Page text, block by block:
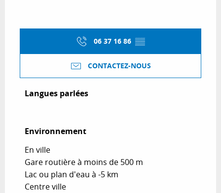
06 37 16 86 ▒▒
CONTACTEZ-NOUS
Langues parlées
Langues parlées
Environnement
Environnement
En ville
Gare routière à moins de 500 m
Lac ou plan d'eau à -5 km
Centre ville